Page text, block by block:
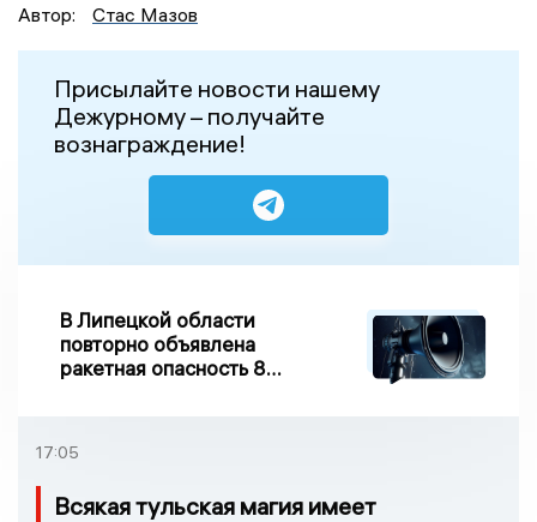
Автор:
Стас Мазов
Присылайте новости нашему
Дежурному – получайте
вознаграждение!
В Липецкой области
повторно объявлена
ракетная опасность 8
17:05
Всякая тульская магия имеет